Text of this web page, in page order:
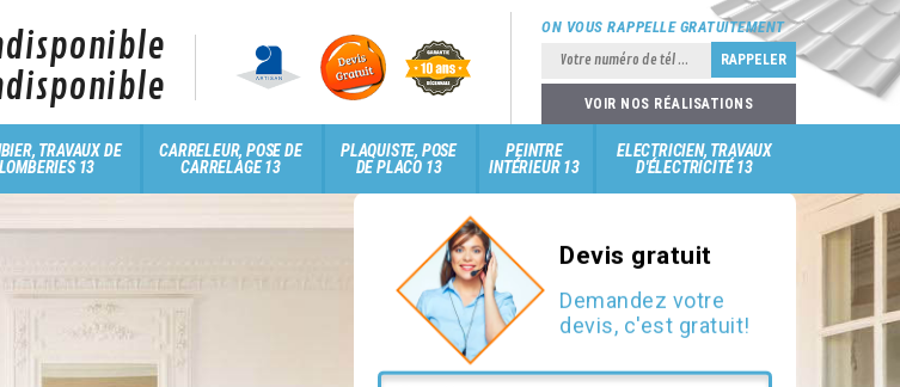
ON VOUS RAPPELLE GRATUITEMENT
VOIR NOS RÉALISATIONS
TRAVAUX DE
13
CARRELEUR, POSE DE
CARRELAGE 13
PLAQUISTE, POSE
DE PLACO 13
PEINTRE
INTÉRIEUR 13
ELECTRICIEN, TRAVAUX
D'ÉLECTRICITÉ 13
Devis gratuit
Demandez votre
devis, c'est gratuit!